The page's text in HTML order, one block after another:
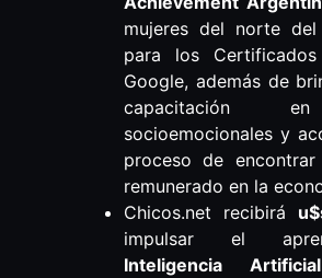
mujeres del norte
para los
Google, además de
capacitación
socioemocionales y
proceso de
remunerado en la
Chicos.net recibirá
impulsar el
Inteligencia Artificial